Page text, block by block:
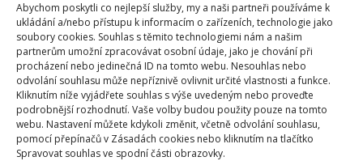
Abychom poskytli co nejlepší služby, my a naši partneři používáme k
ukládání a/nebo přístupu k informacím o zařízeních, technologie jako
soubory cookies. Souhlas s těmito technologiemi nám a našim
partnerům umožní zpracovávat osobní údaje, jako je chování při
procházení nebo jedinečná ID na tomto webu. Nesouhlas nebo
odvolání souhlasu může nepříznivě ovlivnit určité vlastnosti a funkce.
Kliknutím níže vyjádřete souhlas s výše uvedeným nebo proveďte
podrobnější rozhodnutí. Vaše volby budou použity pouze na tomto
webu. Nastavení můžete kdykoli změnit, včetně odvolání souhlasu,
pomocí přepínačů v Zásadách cookies nebo kliknutím na tlačítko
Spravovat souhlas ve spodní části obrazovky.